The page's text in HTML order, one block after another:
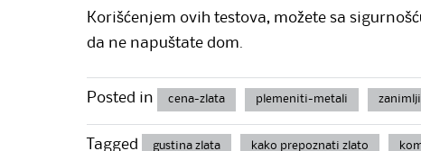
Korišćenjem ovih testova, možete sa
da ne napuštate dom.
Posted in cena-zlata plemeniti-metali
Tagged gustina zlata kako prepoznati zlato